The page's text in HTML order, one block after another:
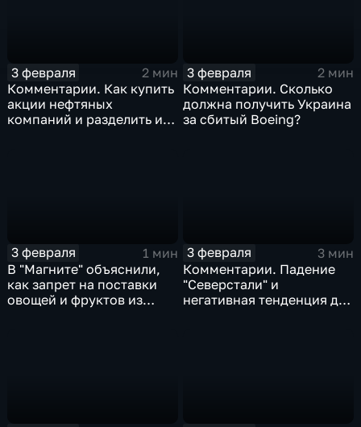
3 февраля
2 мин
Комментарии. Как купить
акции нефтяных
компаний и разделить их
3 февраля
2 мин
Комментарии. Сколько
должна получить Украина
за сбитый Boeing?
3 февраля
1 мин
В "Магните" объяснили,
как запрет на поставки
овощей и фруктов из
3 февраля
3 мин
Комментарии. Падение
"Северстали" и
негативная тенденция для